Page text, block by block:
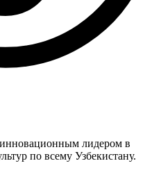
лидером в
по всему Узбекистану.